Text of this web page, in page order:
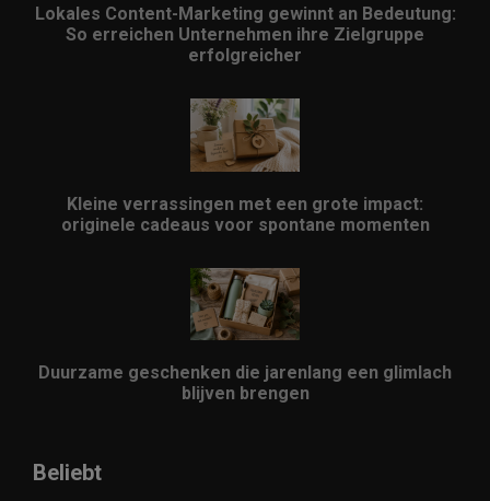
Lokales Content-Marketing gewinnt an Bedeutung:
So erreichen Unternehmen ihre Zielgruppe
erfolgreicher
Kleine verrassingen met een grote impact:
originele cadeaus voor spontane momenten
Duurzame geschenken die jarenlang een glimlach
blijven brengen
Beliebt